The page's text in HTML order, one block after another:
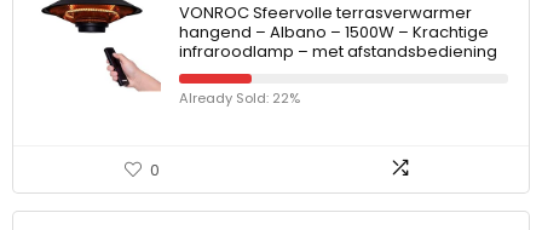
VONROC Sfeervolle terrasverwarmer
hangend – Albano – 1500W – Krachtige
infraroodlamp – met afstandsbediening
Already Sold: 22%
0